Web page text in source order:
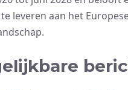
leveren aan het